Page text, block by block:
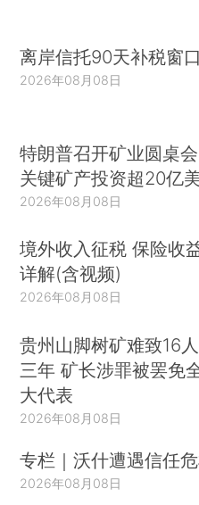
离岸信托90天补税窗
2026年08月08日
特朗普召开矿业圆桌
关键矿产投资超20亿
2026年08月08日
境外收入征税 保险收
详解(含视频)
2026年08月08日
贵州山脚树矿难致16
三年 矿长涉罪被罢免
大代表
2026年08月08日
专栏｜沃什遭遇信任
2026年08月08日